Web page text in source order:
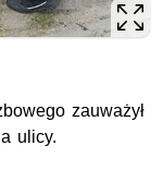
zauważył
ulicy.